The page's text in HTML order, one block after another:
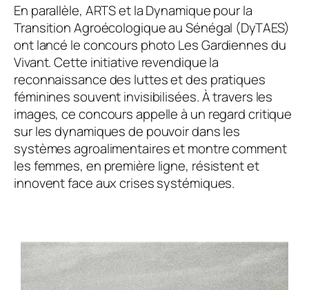
En parallèle, ARTS et la Dynamique pour la
Transition Agroécologique au Sénégal (DyTAES)
ont lancé le concours photo Les Gardiennes du
Vivant. Cette initiative revendique la
reconnaissance des luttes et des pratiques
féminines souvent invisibilisées. À travers les
images, ce concours appelle à un regard critique
sur les dynamiques de pouvoir dans les
systèmes agroalimentaires et montre comment
les femmes, en première ligne, résistent et
innovent face aux crises systémiques.